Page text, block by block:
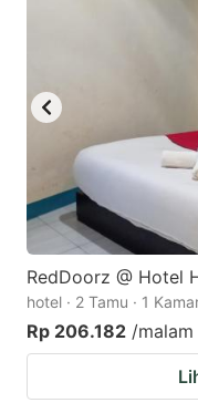
RedDoorz @ Hotel
hotel · 2 Tamu · 1
Rp 206.182 /malam